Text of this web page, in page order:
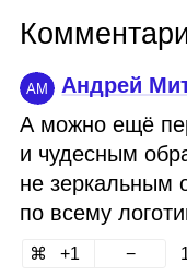
АМ
Андрей
А можно ещё
и чудесным
не зеркальным
по всему
1